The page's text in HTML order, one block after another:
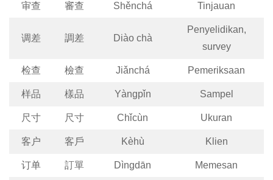
审查 審查 Shěnchá Tinjauan
调差 調差 Diào chà
Penyelidikan,
survey
检查 檢查 Jiǎnchá Pemeriksaan
样品 樣品 Yàngpǐn Sampel
尺寸 尺寸 Chǐcùn Ukuran
客户 客戶 Kèhù Klien
订单 訂單 Dìngdān Memesan